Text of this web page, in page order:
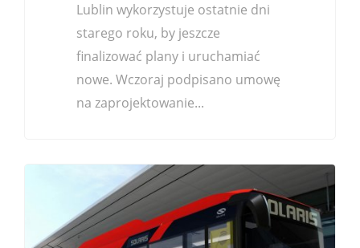
Lublin wykorzystuje ostatnie dni
starego roku, by jeszcze
finalizować plany i uruchamiać
nowe. Wczoraj podpisano umowę
na zaprojektowanie...